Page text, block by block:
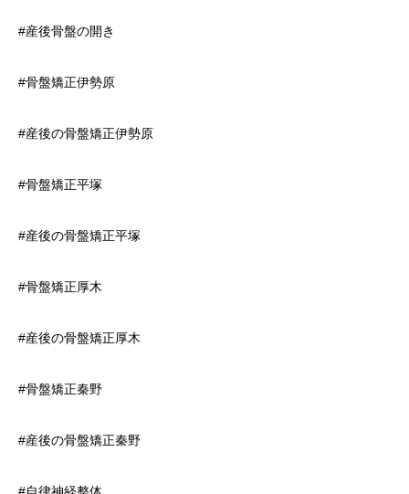
#産後骨盤の開き
#骨盤矯正伊勢原
#産後の骨盤矯正伊勢原
#骨盤矯正平塚
#産後の骨盤矯正平塚
#骨盤矯正厚木
#産後の骨盤矯正厚木
#骨盤矯正秦野
#産後の骨盤矯正秦野